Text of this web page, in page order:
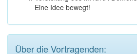
Eine Idee bewegt!
Über die Vortragenden: